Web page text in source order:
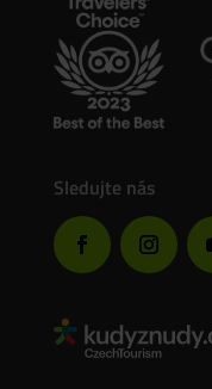
Sledujte nás